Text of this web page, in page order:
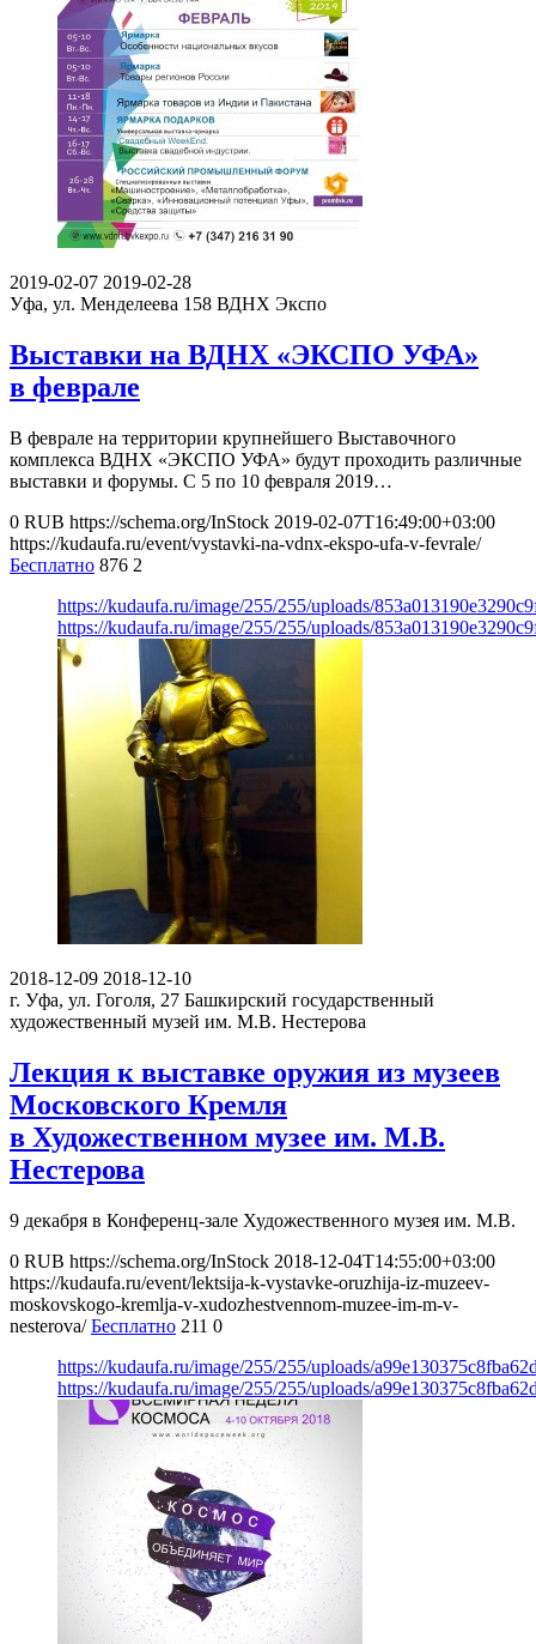
2019-02-07 2019-02-28
Уфа, ул. Менделеева 158 ВДНХ Экспо
Выставки на ВДНХ «ЭКСПО УФА»
в феврале
В феврале на территории крупнейшего Выставочного
комплекса ВДНХ «ЭКСПО УФА» будут проходить различные
выставки и форумы. С 5 по 10 февраля 2019…
0 RUB https://schema.org/InStock 2019-02-07T16:49:00+03:00
https://kudaufa.ru/event/vystavki-na-vdnx-ekspo-ufa-v-fevrale/
Бесплатно 876 2
https://kudaufa.ru/image/255/255/uploads/
https://kudaufa.ru/image/255/255/uploads/
2018-12-09 2018-12-10
г. Уфа, ул. Гоголя, 27 Башкирский государственный
художественный музей им. М.В. Нестерова
Лекция к выставке оружия из музеев
Московского Кремля
в Художественном музее им. М.В.
Нестерова
9 декабря в Конференц-зале Художественного музея им. М.В.
0 RUB https://schema.org/InStock 2018-12-04T14:55:00+03:00
https://kudaufa.ru/event/lektsija-k-vystavke-oruzhija-iz-muzeev-
moskovskogo-kremlja-v-xudozhestvennom-muzee-im-m-v-
nesterova/ Бесплатно 211 0
https://kudaufa.ru/image/255/255/uploads/
https://kudaufa.ru/image/255/255/uploads/